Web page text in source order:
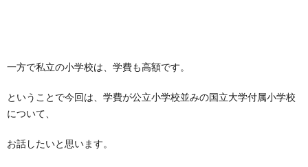
一方で私立の小学校は、学費も高額です。
ということで今回は、学費が公立小学校並みの国立大学付属小学校
について、
お話したいと思います。